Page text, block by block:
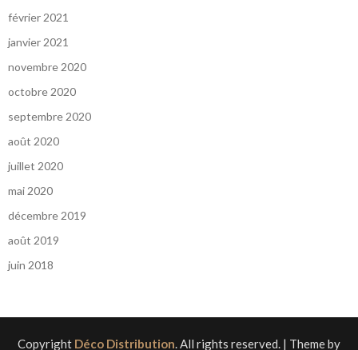
février 2021
janvier 2021
novembre 2020
octobre 2020
septembre 2020
août 2020
juillet 2020
mai 2020
décembre 2019
août 2019
juin 2018
Copyright Déco Distribution. All rights reserved. | Theme by